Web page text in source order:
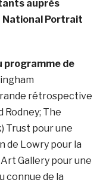
auprès
National Portrait
programme de
rétrospective
Rodney; The
Trust pour une
de Lowry pour la
Gallery pour une
connue de la